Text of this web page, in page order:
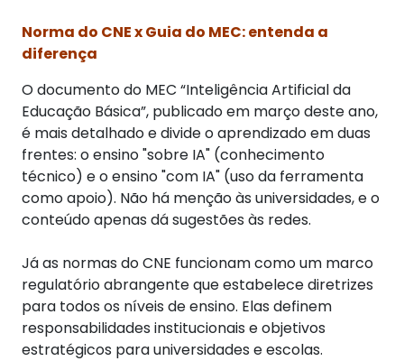
Norma do CNE x Guia do MEC: entenda a
diferença
O documento do MEC “Inteligência Artificial da
Educação Básica”, publicado em março deste ano,
é mais detalhado e divide o aprendizado em duas
frentes: o ensino "sobre IA" (conhecimento
técnico) e o ensino "com IA" (uso da ferramenta
como apoio). Não há menção às universidades, e o
conteúdo apenas dá sugestões às redes.
Já as normas do CNE funcionam como um marco
regulatório abrangente que estabelece diretrizes
para todos os níveis de ensino. Elas definem
responsabilidades institucionais e objetivos
estratégicos para universidades e escolas.